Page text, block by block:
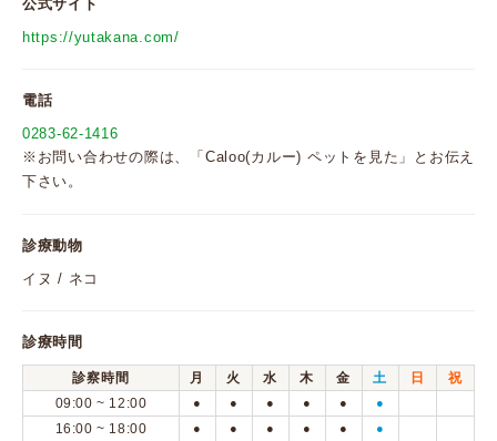
公式サイト
https://yutakana.com/
電話
0283-62-1416
※お問い合わせの際は、「Caloo(カルー) ペットを見た」とお伝え
下さい。
診療動物
イヌ / ネコ
診療時間
診察時間 月 火 水 木 金 土 日
祝
09:00 ~ 12:00
● ● ● ● ● ●
16:00 ~ 18:00 ● ● ● ● ● ●